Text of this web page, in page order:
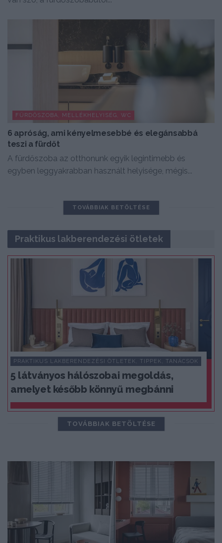
FÜRDŐSZOBA, MELLÉKHELYISÉG, WC
6 apróság, ami kényelmesebbé és elegánsabbá
teszi a fürdőt
A fürdőszoba az otthonunk egyik legintimebb és
egyben leggyakrabban használt helyisége, mégis...
TOVÁBBIAK BETÖLTÉSE
Praktikus lakberendezési ötletek
PRAKTIKUS LAKBERENDEZÉSI ÖTLETEK, TIPPEK, TANÁCSOK
5 látványos hálószobai megoldás,
amelyet később könnyű megbánni
TOVÁBBIAK BETÖLTÉSE